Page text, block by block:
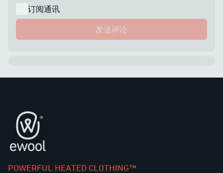
订阅通讯
发送评论
页脚
POWERFUL HEATED CLOTHING™